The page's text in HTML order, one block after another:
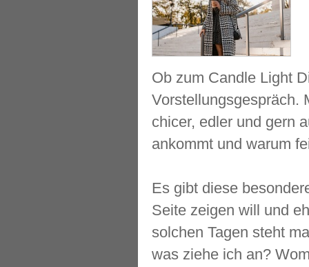
Ob zum Candle Light
Vorstellungsgespräch.
chicer, edler und gern
ankommt und warum
Es gibt diese
Seite zeigen will und
solchen Tagen steht
was ziehe ich an?